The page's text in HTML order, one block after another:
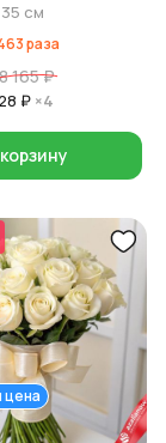
35 см
раза
8 165 ₽
₽ ×4
цена